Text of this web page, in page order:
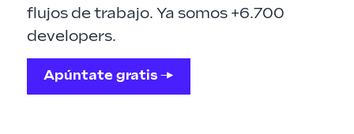
flujos de trabajo. Ya somos +6.700
developers.
Apúntate gratis →